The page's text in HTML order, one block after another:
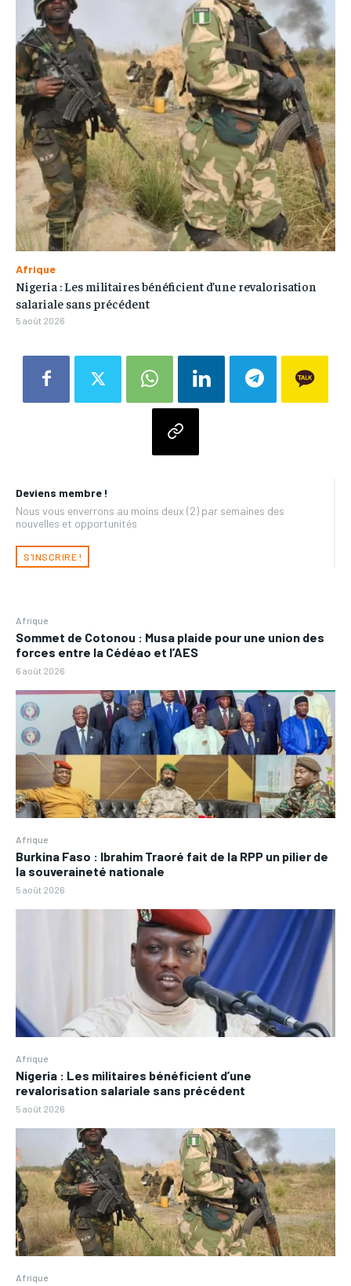
Deviens membre !
Nous vous enverrons au moins deux (2) par semaines des
nouvelles et opportunités
S'INSCRIRE !
Afrique
Sommet de Cotonou : Musa plaide pour une union des
forces entre la Cédéao et l’AES
6 août 2026
Afrique
Burkina Faso : Ibrahim Traoré fait de la RPP un pilier de
la souveraineté nationale
5 août 2026
Afrique
Nigeria : Les militaires bénéficient d’une
revalorisation salariale sans précédent
5 août 2026
Afrique
Afrique
Nigeria : Les militaires bénéficient d’une revalorisation
salariale sans précédent
5 août 2026